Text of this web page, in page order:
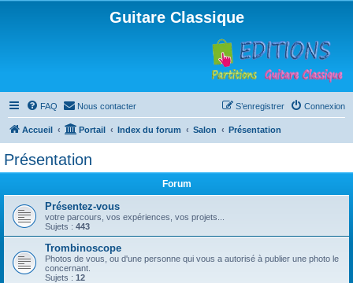
Guitare Classique
FAQ Nous contacter Connexion
S’enregistrer
Accueil Portail Index du forum Salon Présentation
Présentation
Forum
Présentez-vous
votre parcours, vos expériences, vos projets...
Sujets : 443
Trombinoscope
Photos de vous, ou d'une personne qui vous a autorisé à publier une photo le
concernant.
Sujets : 12